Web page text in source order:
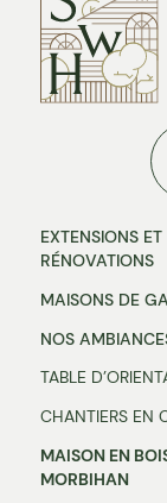
EXTENSIONS ET
RÉNOVATIONS
MAISONS DE
NOS
TABLE
CHANTIERS EN
MAISON EN
MORBIHAN